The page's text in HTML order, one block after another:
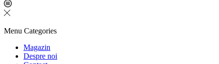
Menu Categories
Magazin
Despre noi